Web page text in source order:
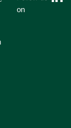
on